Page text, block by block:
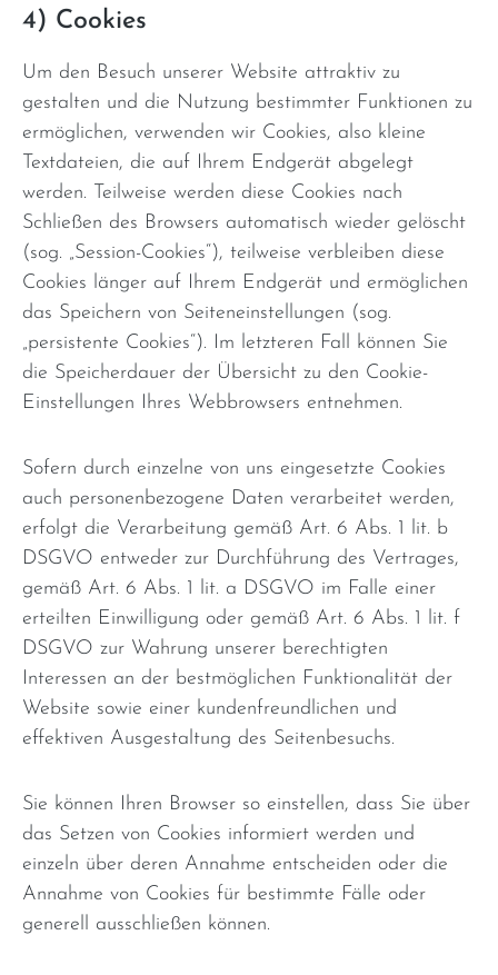
4) Cookies
Um den Besuch unserer Website attraktiv zu
gestalten und die Nutzung bestimmter Funktionen zu
ermöglichen, verwenden wir Cookies, also kleine
Textdateien, die auf Ihrem Endgerät abgelegt
werden. Teilweise werden diese Cookies nach
Schließen des Browsers automatisch wieder gelöscht
(sog. „Session-Cookies“), teilweise verbleiben diese
Cookies länger auf Ihrem Endgerät und ermöglichen
das Speichern von Seiteneinstellungen (sog.
„persistente Cookies“). Im letzteren Fall können Sie
die Speicherdauer der Übersicht zu den Cookie-
Einstellungen Ihres Webbrowsers entnehmen.
Sofern durch einzelne von uns eingesetzte Cookies
auch personenbezogene Daten verarbeitet werden,
erfolgt die Verarbeitung gemäß Art. 6 Abs. 1 lit. b
DSGVO entweder zur Durchführung des Vertrages,
gemäß Art. 6 Abs. 1 lit. a DSGVO im Falle einer
erteilten Einwilligung oder gemäß Art. 6 Abs. 1 lit. f
DSGVO zur Wahrung unserer berechtigten
Interessen an der bestmöglichen Funktionalität der
Website sowie einer kundenfreundlichen und
effektiven Ausgestaltung des Seitenbesuchs.
Sie können Ihren Browser so einstellen, dass Sie über
das Setzen von Cookies informiert werden und
einzeln über deren Annahme entscheiden oder die
Annahme von Cookies für bestimmte Fälle oder
generell ausschließen können.